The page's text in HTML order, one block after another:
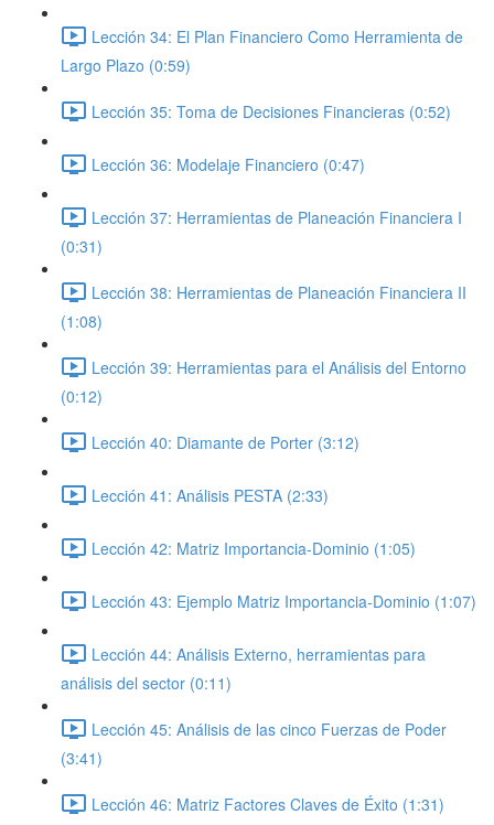
Lección 34: El Plan Financiero Como Herramienta de
Largo Plazo (0:59)
Lección 35: Toma de Decisiones Financieras (0:52)
Lección 36: Modelaje Financiero (0:47)
Lección 37: Herramientas de Planeación Financiera I
(0:31)
Lección 38: Herramientas de Planeación Financiera II
(1:08)
Lección 39: Herramientas para el Análisis del Entorno
(0:12)
Lección 40: Diamante de Porter (3:12)
Lección 41: Análisis PESTA (2:33)
Lección 42: Matriz Importancia-Dominio (1:05)
Lección 43: Ejemplo Matriz Importancia-Dominio (1:07)
Lección 44: Análisis Externo, herramientas para
análisis del sector (0:11)
Lección 45: Análisis de las cinco Fuerzas de Poder
(3:41)
Lección 46: Matriz Factores Claves de Éxito (1:31)